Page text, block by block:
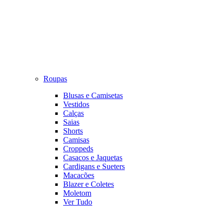
Roupas
Blusas e Camisetas
Vestidos
Calças
Saias
Shorts
Camisas
Croppeds
Casacos e Jaquetas
Cardigans e Sueters
Macacões
Blazer e Coletes
Moletom
Ver Tudo